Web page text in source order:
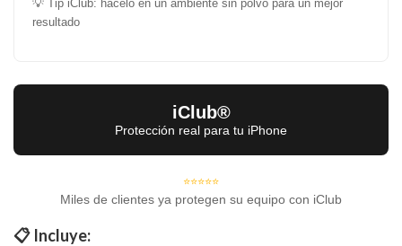
💡 Tip iClub: hacelo en un ambiente sin polvo para un mejor
resultado
iClub®
Protección real para tu iPhone
⭐⭐⭐⭐⭐
Miles de clientes ya protegen su equipo con iClub
📋 Incluye: